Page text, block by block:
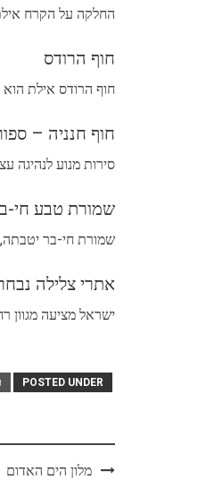
החלקה על הקרח
חוף הרודס
חוף הרודס אילת הוא
חוף חנניה –
סירות מנוע לנהיגה
שמורת טבע חי-
שמורת חי-בר יטבתה, של רשות הטבע והגנים, נמצאת במרחק
אתרי צלילה
ישראל מציעה מגוון
POSTED UNDER
Postמלון הים האדום